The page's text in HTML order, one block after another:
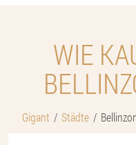
WIE
Gigant Städte